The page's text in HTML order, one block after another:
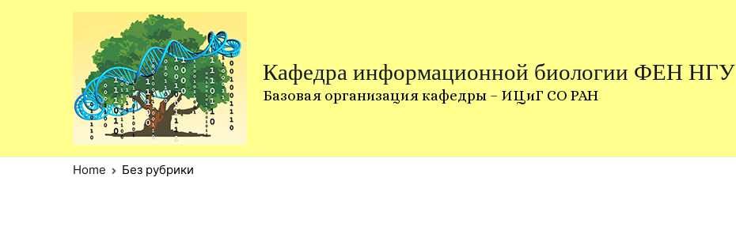
Кафедра информационной биологии ФЕН НГУ
Базовая организация кафедры – ИЦиГ СО РАН
Home Без рубрики